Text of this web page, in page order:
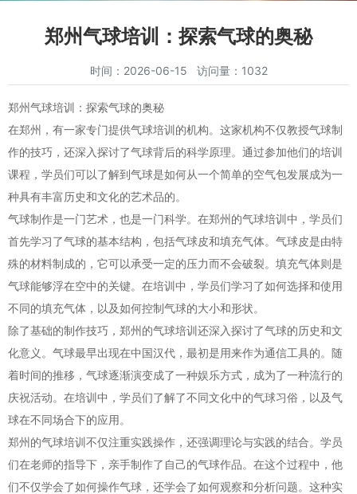
郑州气球培训：探索气球的奥秘
时间：2026-06-15 访问量：1032
郑州气球培训：探索气球的奥秘
在郑州，有一家专门提供气球培训的机构。这家机构不仅教授气球制
作的技巧，还深入探讨了气球背后的科学原理。通过参加他们的培训
课程，学员们可以了解到气球是如何从一个简单的空气包发展成为一
种具有丰富历史和文化的艺术品的。
气球制作是一门艺术，也是一门科学。在郑州的气球培训中，学员们
首先学习了气球的基本结构，包括气球皮和填充气体。气球皮是由特
殊的材料制成的，它可以承受一定的压力而不会破裂。填充气体则是
气球能够浮在空中的关键。在培训中，学员们学习了如何选择和使用
不同的填充气体，以及如何控制气球的大小和形状。
除了基础的制作技巧，郑州的气球培训还深入探讨了气球的历史和文
化意义。气球最早出现在中国汉代，最初是用来作为通信工具的。随
着时间的推移，气球逐渐演变成了一种娱乐方式，成为了一种流行的
庆祝活动。在培训中，学员们了解了不同文化中的气球习俗，以及气
球在不同场合下的应用。
郑州的气球培训不仅注重实践操作，还强调理论与实践的结合。学员
们在老师的指导下，亲手制作了自己的气球作品。在这个过程中，他
们不仅学会了如何操作气球，还学会了如何观察和分析问题。这种实